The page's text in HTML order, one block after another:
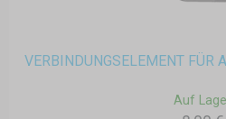
VERBINDUNGSELEMENT FÜR
Auf